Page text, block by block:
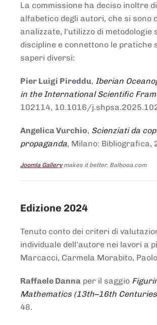
La commissione ha deciso inoltre
alfabetico degli autori, che si
analizzate, l'utilizzo di
discipline e connettono le pratiche
saperi diversi:
Pier Luigi Pireddu, Iberian
in the International Scientific
102114, 10.1016/
Angelica Vurchio, Scienziati da
propaganda, Milano: Bibliografica,
Joomla Gallerymakes it better. Balbooa.com
Edizione 2024
Tenuto conto dei criteri di
individuale dell'autore nei lavori a
Marcacci, Carmela Morabito,
Raffaele Danna per il saggio
Mathematics (13th–16th
48.